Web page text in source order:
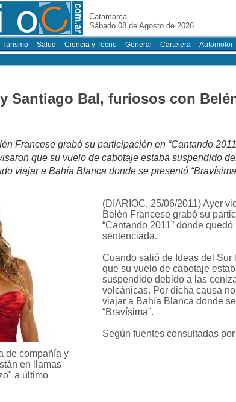
Catamarca
Sábado 08 de Agosto de 2026
Turismo Salud Ciencia y Tecno General Cartelera Automotor
Santiago Bal, furiosos con
Francese grabó su participación en “Cantando
que su vuelo de cabotaje estaba suspendido
viajar a Bahía Blanca donde se presentó
(DIARIOC, 25/06/2011) Ayer
Belén Francese grabó su
“Cantando 2011” donde quedó
sentenciada.
Cuando salió de Ideas del Sur
que su vuelo de cabotaje
suspendido debido a las
volcánicas. Por dicha causa
viajar a Bahía Blanca donde
“Bravísima”.
Según fuentes consultadas por
de compañía y
en llamas
a último